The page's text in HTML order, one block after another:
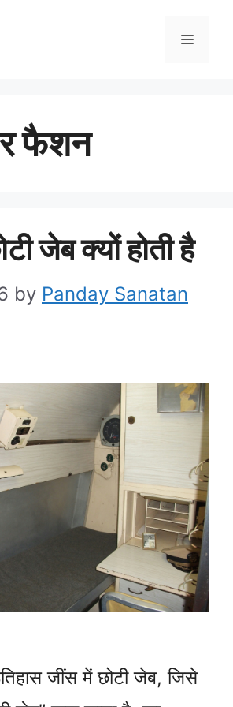
Menu
फैशन
जेब क्यों होती है
by Panday Sanatan
जींस में छोटी जेब, जिसे